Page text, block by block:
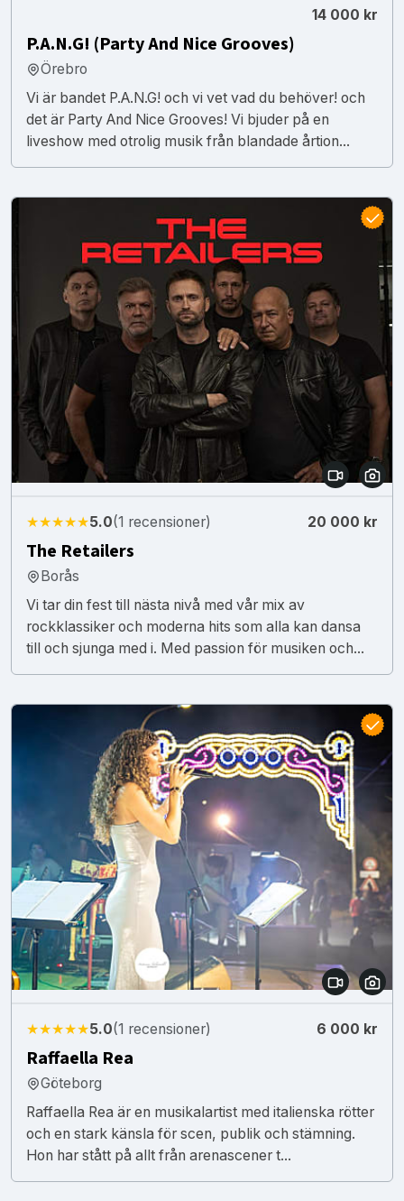
14 000 kr
P.A.N.G! (Party And Nice Grooves)
Örebro
Vi är bandet P.A.N.G! och vi vet vad du behöver! och
det är Party And Nice Grooves! Vi bjuder på en
liveshow med otrolig musik från blandade årtion...
★★★★★5.0(1 recensioner) 20 000 kr
The Retailers
Borås
Vi tar din fest till nästa nivå med vår mix av
rockklassiker och moderna hits som alla kan dansa
till och sjunga med i. Med passion för musiken och...
★★★★★5.0(1 recensioner) 6 000 kr
Raffaella Rea
Göteborg
Raffaella Rea är en musikalartist med italienska rötter
och en stark känsla för scen, publik och stämning.
Hon har stått på allt från arenascener t...